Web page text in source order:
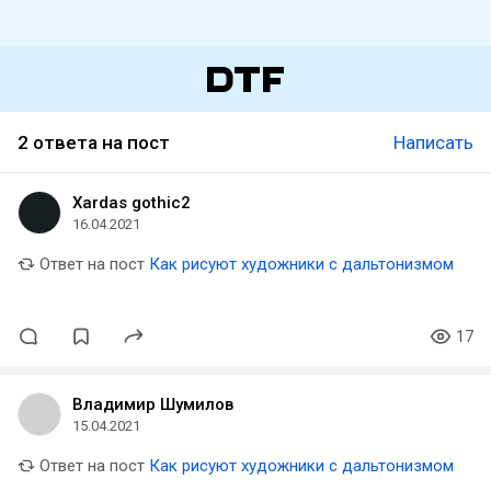
2 ответа на пост Написать
Xardas gothic2
16.04.2021
Ответ на пост Как рисуют художники с дальтонизмом
17
Владимир Шумилов
15.04.2021
Ответ на пост Как рисуют художники с дальтонизмом